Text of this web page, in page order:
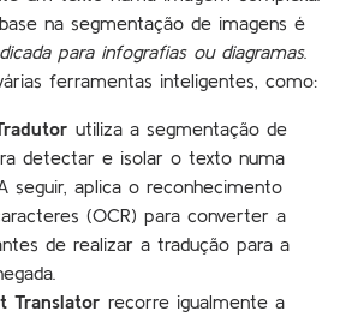
na segmentação de imagens é
para infografias ou diagramas.
ferramentas inteligentes, como:
utiliza a segmentação de
detectar e isolar o texto numa
seguir, aplica o reconhecimento
(OCR) para converter a
de realizar a tradução para a
Translator recorre igualmente a